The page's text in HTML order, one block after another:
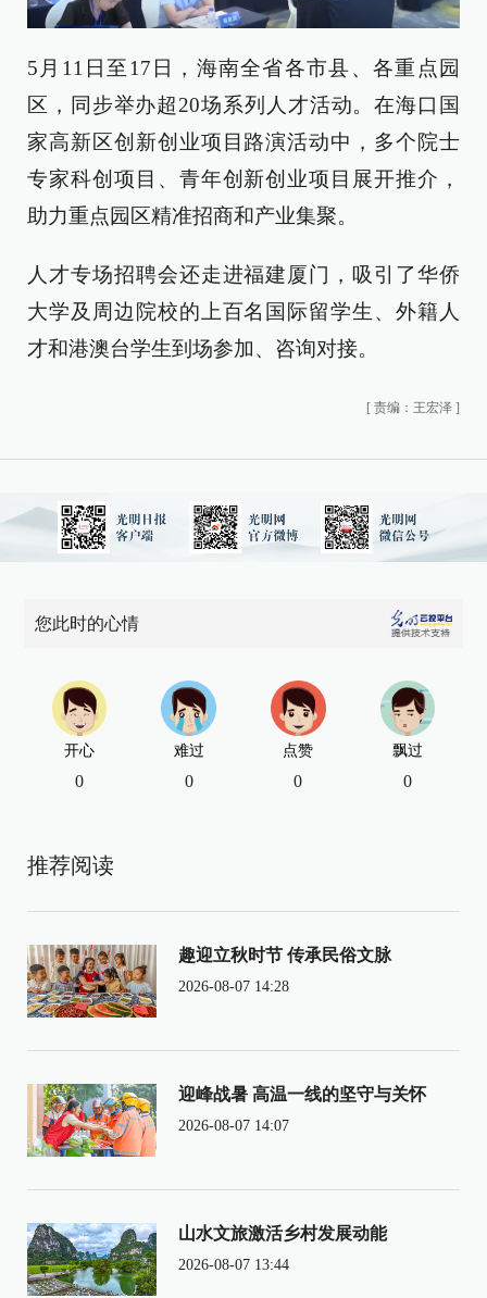
5月11日至17日，海南全省各市县、各重点园
区，同步举办超20场系列人才活动。在海口国
家高新区创新创业项目路演活动中，多个院士
专家科创项目、青年创新创业项目展开推介，
助力重点园区精准招商和产业集聚。
人才专场招聘会还走进福建厦门，吸引了华侨
大学及周边院校的上百名国际留学生、外籍人
才和港澳台学生到场参加、咨询对接。
[ 责编：王宏泽 ]
您此时的心情
开心
0
难过
0
点赞
0
飘过
0
推荐阅读
趣迎立秋时节 传承民俗文脉
2026-08-07 14:28
迎峰战暑 高温一线的坚守与关怀
2026-08-07 14:07
山水文旅激活乡村发展动能
2026-08-07 13:44